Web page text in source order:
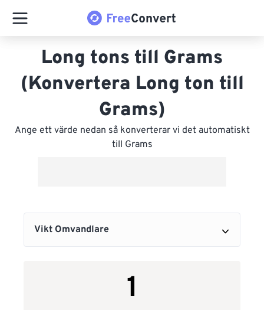
Long tons till Grams
(Konvertera Long ton till
Grams)
Ange ett värde nedan så konverterar vi det automatiskt
till Grams